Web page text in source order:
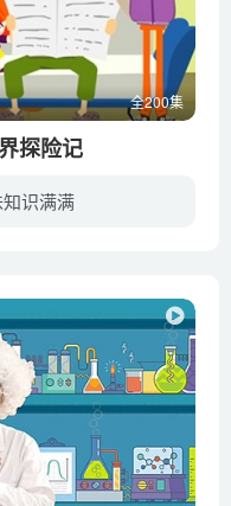
全200集
探险记
识满满